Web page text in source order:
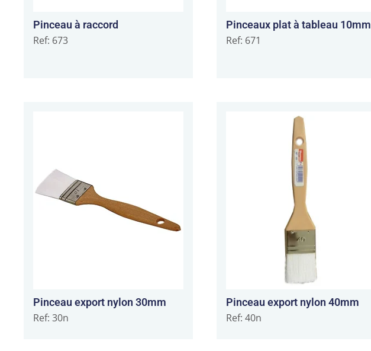
Pinceau à raccord
Ref: 673
Pinceaux plat à tableau 10mm
Ref: 671
Pinceau export nylon 30mm
Ref: 30n
Pinceau export nylon 40mm
Ref: 40n